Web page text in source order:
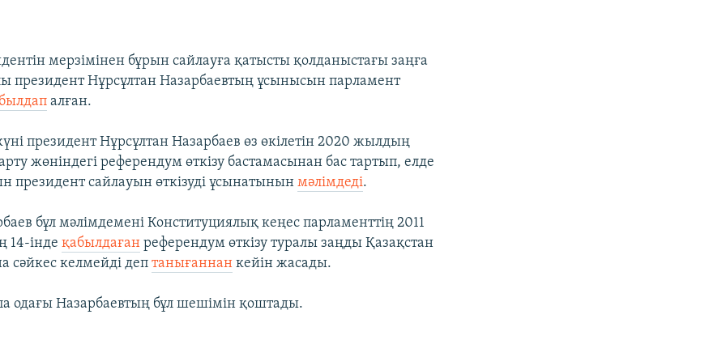
мерзімінен бұрын сайлауға қатысты қолданыстағы заңға
президент Нұрсұлтан Назарбаевтың ұсынысын парламент
алған.
президент Нұрсұлтан Назарбаев өз өкілетін 2020 жылдың
жөніндегі референдум өткізу бастамасынан бас тартып, елде
президент сайлауын өткізуді ұсынатынынмәлімдеді.
бұл мәлімдемені Конституциялық кеңес парламенттің 2011
14-індеқабылдаған референдум өткізу туралы заңды Қазақстан
сәйкес келмейді дептанығаннан кейін жасады.
одағы Назарбаевтың бұл шешімін қоштады.